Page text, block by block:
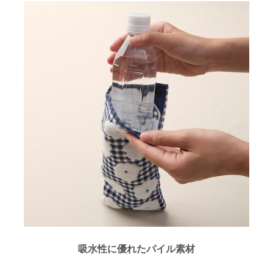
吸水性に優れたパイル素材